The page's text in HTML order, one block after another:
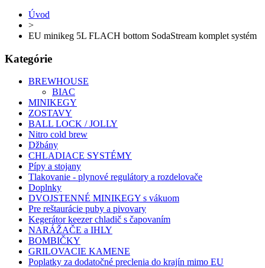
Úvod
>
EU minikeg 5L FLACH bottom SodaStream komplet systém
Kategórie
BREWHOUSE
BIAC
MINIKEGY
ZOSTAVY
BALL LOCK / JOLLY
Nitro cold brew
Džbány
CHLADIACE SYSTÉMY
Pípy a stojany
Tlakovanie - plynové regulátory a rozdelovače
Doplnky
DVOJSTENNÉ MINIKEGY s vákuom
Pre reštaurácie puby a pivovary
Kegerátor keezer chladič s čapovaním
NARÁŽAČE a IHLY
BOMBIČKY
GRILOVACIE KAMENE
Poplatky za dodatočné preclenia do krajín mimo EU